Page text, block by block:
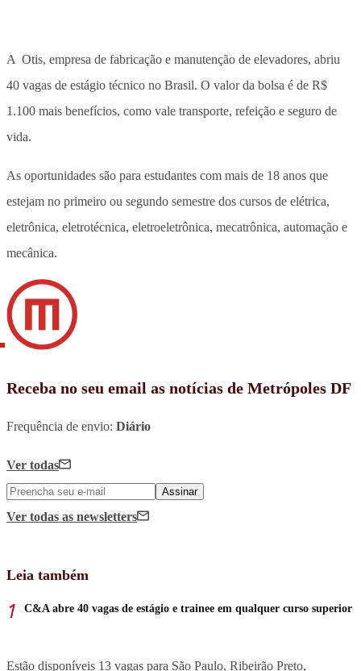
A Otis, empresa de fabricação e manutenção de elevadores, abriu
40 vagas de estágio técnico no Brasil. O valor da bolsa é de R$
1.100 mais benefícios, como vale transporte, refeição e seguro de
vida.
As oportunidades são para estudantes com mais de 18 anos que
estejam no primeiro ou segundo semestre dos cursos de elétrica,
eletrônica, eletrotécnica, eletroeletrônica, mecatrônica, automação e
mecânica.
Receba no seu email as notícias de Metrópoles DF
Frequência de envio: Diário
Ver todas
Assinar
Ver todas as newsletters
Leia também
C&A abre 40 vagas de estágio e trainee em qualquer curso superior
Estão disponíveis 13 vagas para São Paulo, Ribeirão Preto,